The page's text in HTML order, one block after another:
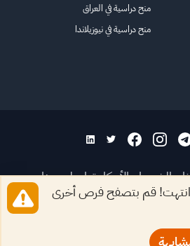
قم بتصفح فرص أخرى
منح دراسية في العراق
منح دراسية في نيوزيلاندا
الشروط والأحكامتواصل معنا
الشائعةخريطة الموقع
لمنصة فرصة